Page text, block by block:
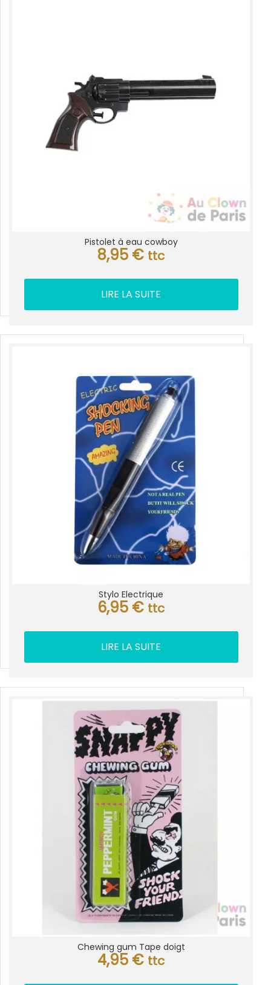
Pistolet à eau cowboy
8,95 € ttc
LIRE LA SUITE
Stylo Electrique
6,95 € ttc
LIRE LA SUITE
Chewing gum Tape doigt
4,95 € ttc